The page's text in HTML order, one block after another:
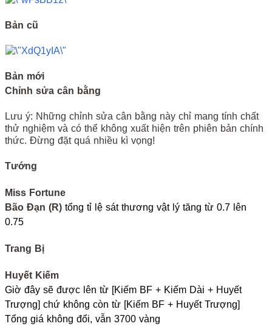
Bản cũ
Bản mới
Chỉnh sửa cân bằng
Lưu ý: Những chỉnh sửa cân bằng này chỉ mang tính chất
thử nghiệm và có thể không xuất hiện trên phiên bản chính
thức. Đừng đặt quá nhiều kì vọng!
Tướng
Miss Fortune
Bão Đạn (R) tổng tỉ lệ sát thương vật lý tăng từ 0.7 lên
0.75
Trang Bị
Huyết Kiếm
Giờ đây sẽ được lên từ [Kiếm BF + Kiếm Dài + Huyết
Trượng] chứ không còn từ [Kiếm BF + Huyết Trượng]
Tổng giá không đổi, vẫn 3700 vàng